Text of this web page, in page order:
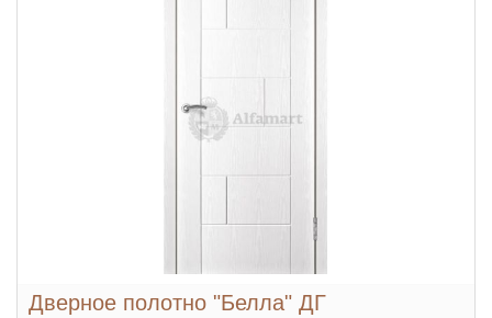
Дверное полотно "Белла" ДГ